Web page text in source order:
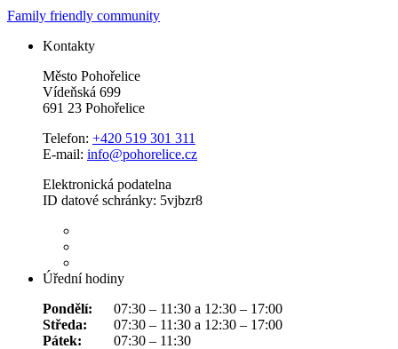
Family friendly community
Kontakty
Město Pohořelice
Vídeňská 699
691 23 Pohořelice
Telefon: +420 519 301 311
E-mail: info@pohorelice.cz
Elektronická podatelna
ID datové schránky: 5vjbzr8
Úřední hodiny
Pondělí:
07:30 – 11:30 a 12:30 – 17:00
Středa:
07:30 – 11:30 a 12:30 – 17:00
Pátek:
07:30 – 11:30